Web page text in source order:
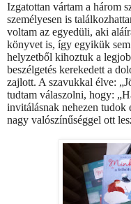
Izgatottan vártam a három
személyesen is
voltam az egyedüli, aki
könyvet is, így egyikük
helyzetből kihoztuk a
beszélgetés kerekedett a
zajlott. A szavukkal élve:
tudtam válaszolni, hogy:
invitálásnak nehezen
nagy valószínűséggel ott